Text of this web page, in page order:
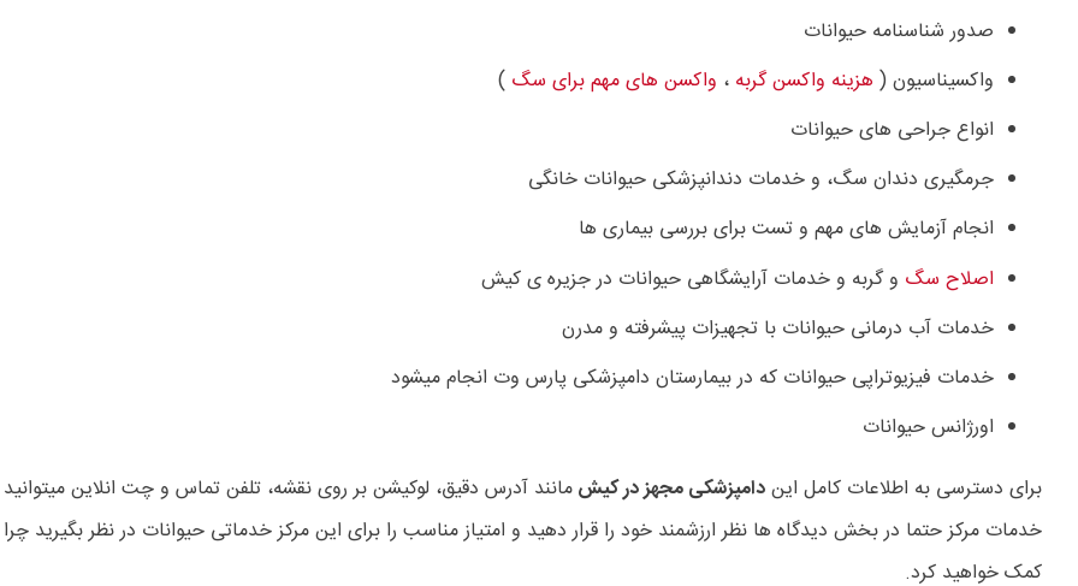
صدور شناسنامه حیوانات
واکسیناسیون ( هزینه واکسن گربه ، واکسن های مهم برای سگ )
انواع جراحی های حیوانات
جرمگیری دندان سگ، و خدمات دندانپزشکی حیوانات خانگی
انجام آزمایش های مهم و تست برای بررسی بیماری ها
اصلاح سگ و گربه و خدمات آرایشگاهی حیوانات در جزیره ی کیش
خدمات آب درمانی حیوانات با تجهیزات پیشرفته و مدرن
خدمات فیزیوتراپی حیوانات که در بیمارستان دامپزشکی پارس وت انجام میشود
اورژانس حیوانات
برای دسترسی به اطلاعات کامل ایندامپزشکی مجهز در کیشمانند آدرس دقیق، لوکیشن بر روی نقشه، تلفن تماس و چت انلاین
خدمات مرکز حتما در بخش دیدگاه ها نظر ارزشمند خود را قرار دهید و امتیاز مناسب را برای این مرکز خدماتی حیوانات در نظر بگیرید
کمک خواهید کرد.